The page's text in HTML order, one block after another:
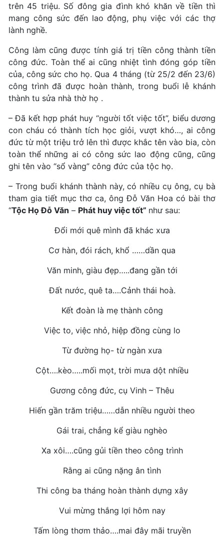
trên 45 triệu. Số đông gia đình khó khăn về tiền thì
mang công sức đến lao động, phụ việc với các thợ
lành nghề.
Công làm cũng được tính giá trị tiền công thành tiền
công đức. Toàn thể ai cũng nhiệt tình đóng góp tiền
của, công sức cho họ. Qua 4 tháng (từ 25/2 đến 23/6)
công trình đã được hoàn thành, trong buổi lễ khánh
thành tu sửa nhà thờ họ .
– Đã kết hợp phát huy “người tốt việc tốt”, biểu dương
con cháu có thành tích học giỏi, vượt khó…, ai công
đức từ một triệu trở lên thì được khắc tên vào bia, còn
toàn thể những ai có công sức lao động cũng, cũng
ghi tên vào “sổ vàng” công đức của tộc họ.
– Trong buổi khánh thành này, có nhiều cụ ông, cụ bà
tham gia tiết mục thơ ca, ông Đỗ Văn Hoa có bài thơ
“Tộc Họ Đỗ Văn – Phát huy việc tốt” như sau:
Đổi mới quê mình đã khác xưa
Cơ hàn, đói rách, khổ ……dần qua
Văn minh, giàu đẹp…..đang gần tới
Đất nước, quê ta….Cảnh thái hoà.
Kết đoàn là mẹ thành công
Việc to, việc nhỏ, hiệp đồng cùng lo
Từ đường họ- từ ngàn xưa
Cột….kèo…..mối mọt, trời mưa dột nhiều
Gương công đức, cụ Vinh – Thêu
Hiến gần trăm triệu……dẫn nhiều người theo
Gái trai, chẳng kể giàu nghèo
Xa xôi….cũng gủi tiền theo công trình
Rằng ai cũng nặng ân tình
Thi công ba tháng hoàn thành dựng xây
Vui mừng thắng lợi hôm nay
Tấm lòng thơm thảo….mai đây mãi truyền